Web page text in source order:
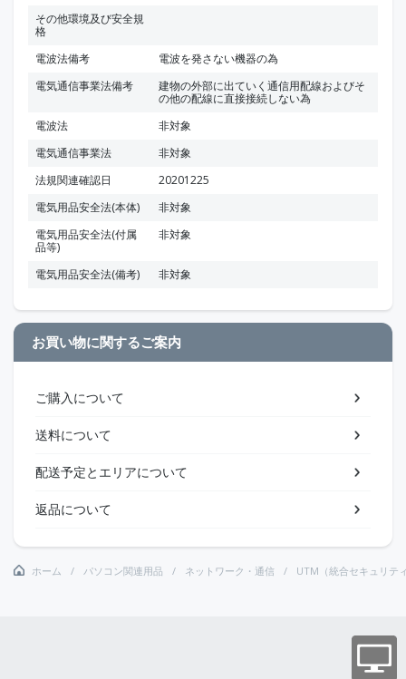
その他環境及び安全規
格
電波法備考
電波を発さない機器の為
電気通信事業法備考
建物の外部に出ていく通信用配線およびそ
の他の配線に直接接続しない為
電波法
非対象
電気通信事業法
非対象
法規関連確認日
20201225
電気用品安全法(本体)
非対象
電気用品安全法(付属
品等)
非対象
電気用品安全法(備考) 非対象
お買い物に関するご案内
ご購入について
送料について
配送予定とエリアについて
返品について
ホーム パソコン関連用品 ネットワーク・通信 UTM（統合セキュリテ